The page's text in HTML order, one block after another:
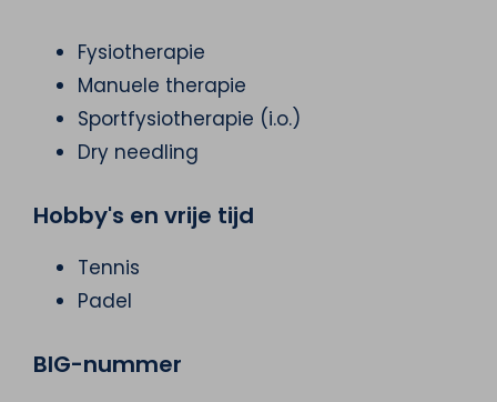
Fysiotherapie
Manuele therapie
Sportfysiotherapie (i.o.)
Dry needling
Hobby's en vrije tijd
Tennis
Padel
BIG-nummer